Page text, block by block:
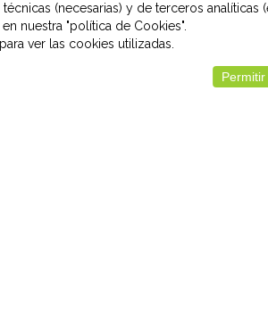
(necesarias) y de terceros
nuestra "política de Cookies".
ver las cookies utilizadas.